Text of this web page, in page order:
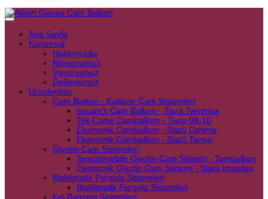
Ana Sayfa
Kurumsal
Hakkımızda
Misyonumuz
Vizyonumuz
Değerlermiz
Ürünlerimiz
Cam Balkon - Katlanır Cam Sistemleri
Isıcam’lı Cam Balkon - Tiara Twinmax
Tek Camlı Cambalkon - Tiara 08-10
Ekonomik Cambalkon - Statü Optima
Ekonomik Cambalkon - Statü Tango
Giyotin Cam Sistemleri
Temizlenebilir Giyotin Cam Sistemi - Tambalkon
Ekonomik Giyotin Cam Sistemi - Statü Impetus
Bioklimatik Pergola Sistemleri
Bioklimatik Pergola Sistemleri
Kış Bahçesi Sistemleri